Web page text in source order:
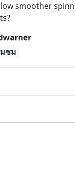
smoother
มชม